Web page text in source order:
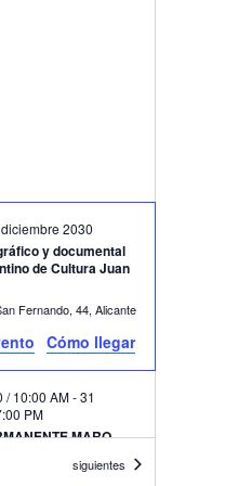
y documental
de Cultura Juan
2030
Calle San Fernando, 44, Alicante
Cómo llegar
MARQ
/ 10:00 AM-31
PM
Plza. Dr. Gómez Ulla, s/n, Alicante
Eventos
siguientes